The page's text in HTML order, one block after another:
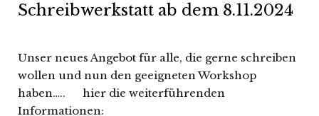
Schreibwerkstatt ab dem 8.11.2024
Unser neues Angebot für alle, die gerne schreiben
wollen und nun den geeigneten Workshop
haben….. hier die weiterführenden
Informationen: